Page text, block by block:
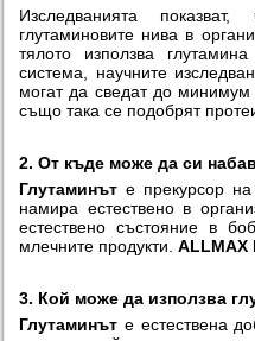
Изследванията
глутаминовите нива в
тялото използва
система, научните
могат да сведат до минимум
също така се подобрят
2. От къде може да си
Глутаминът е прекурсор
намира естествено в
естествено състояние в
млечните продукти. ALLMAX
3. Кой може да използва
Глутаминът е естествена